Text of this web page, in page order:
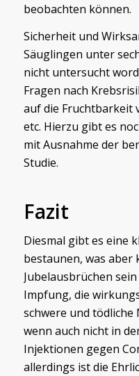
beobachten können.
Sicherheit und
Säuglingen unter
nicht untersucht
Fragen nach
auf die Fruchtbarkeit
etc. Hierzu gibt es
mit Ausnahme der
Studie.
Fazit
Diesmal gibt es eine
bestaunen, was aber
Jubelausbrüchen
Impfung, die
schwere und
wenn auch nicht in
Injektionen gegen
allerdings ist die